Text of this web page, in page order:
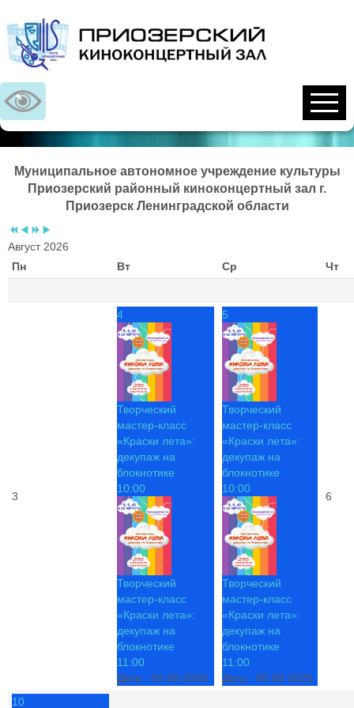
Муниципальное автономное учреждение культуры
Приозерский районный киноконцертный зал г.
Приозерск Ленинградской области
Предыдущий
Предыдущий
Следующий
Следующий
Август 2026
Пн
Вт Ср Чт
3
4
Творческий
мастер-класс
«Краски лета»:
декупаж на
блокнотике
10:00
Творческий
мастер-класс
«Краски лета»:
декупаж на
блокнотике
11:00
Дата : 04.08.2026
5
Творческий
мастер-класс
«Краски лета»:
декупаж на
блокнотике
10:00
Творческий
мастер-класс
«Краски лета»:
декупаж на
блокнотике
11:00
Дата : 05.08.2026
6
10